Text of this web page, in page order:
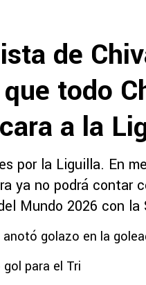
de
todo
a la
por la Liguilla. En
ya no podrá contar
Mundo 2026 con
golazo en la
para el Tri